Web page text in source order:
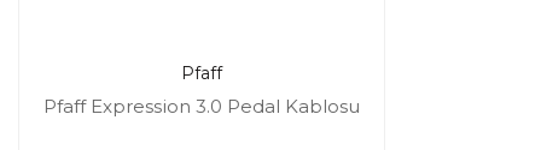
Pfaff
Pfaff Expression 3.0 Pedal Kablosu